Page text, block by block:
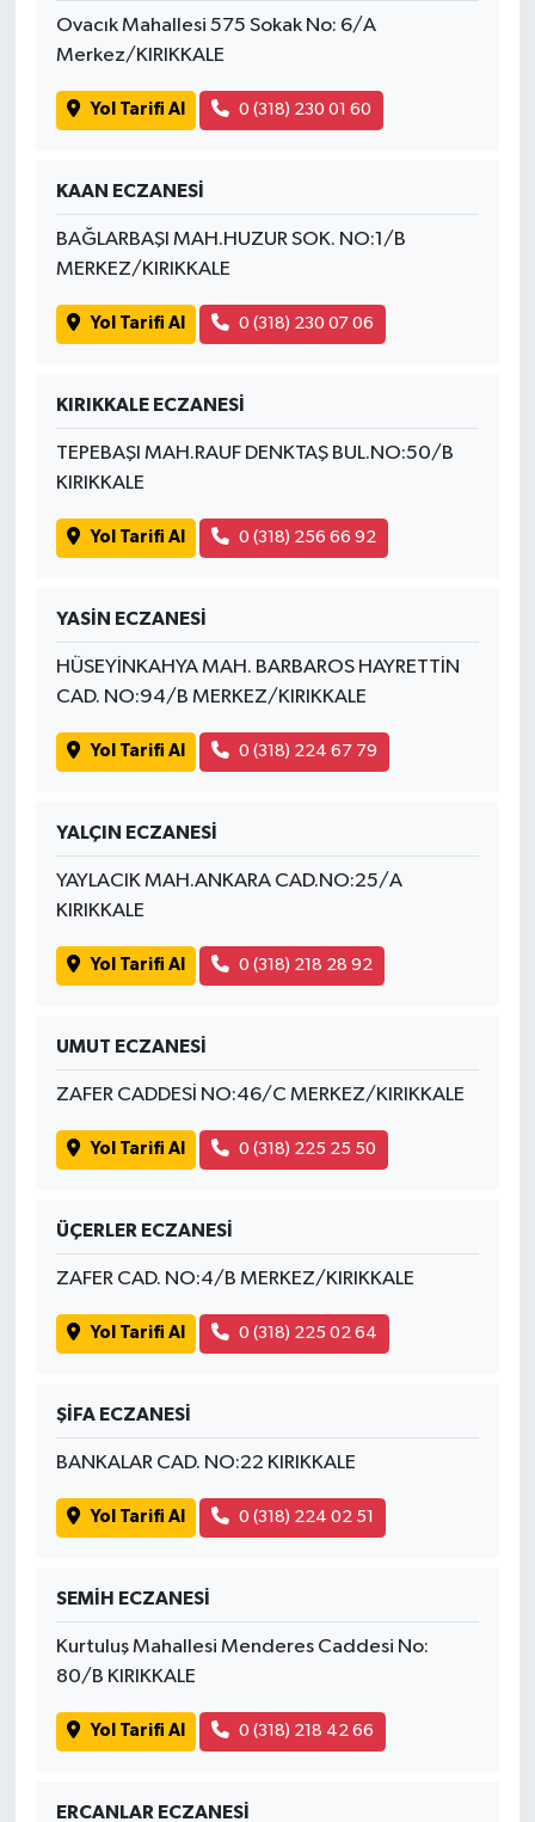
Ovacık Mahallesi 575 Sokak No: 6/A
Merkez/KIRIKKALE
Yol Tarifi Al 0 (318) 230 01 60
KAAN ECZANESİ
BAĞLARBAŞI MAH.HUZUR SOK. NO:1/B
MERKEZ/KIRIKKALE
Yol Tarifi Al 0 (318) 230 07 06
KIRIKKALE ECZANESİ
TEPEBAŞI MAH.RAUF DENKTAŞ BUL.NO:50/B
KIRIKKALE
Yol Tarifi Al 0 (318) 256 66 92
YASİN ECZANESİ
HÜSEYİNKAHYA MAH. BARBAROS HAYRETTİN
CAD. NO:94/B MERKEZ/KIRIKKALE
Yol Tarifi Al 0 (318) 224 67 79
YALÇIN ECZANESİ
YAYLACIK MAH.ANKARA CAD.NO:25/A
KIRIKKALE
Yol Tarifi Al 0 (318) 218 28 92
UMUT ECZANESİ
ZAFER CADDESİ NO:46/C MERKEZ/KIRIKKALE
Yol Tarifi Al 0 (318) 225 25 50
ÜÇERLER ECZANESİ
ZAFER CAD. NO:4/B MERKEZ/KIRIKKALE
Yol Tarifi Al 0 (318) 225 02 64
ŞİFA ECZANESİ
BANKALAR CAD. NO:22 KIRIKKALE
Yol Tarifi Al 0 (318) 224 02 51
SEMİH ECZANESİ
Kurtuluş Mahallesi Menderes Caddesi No:
80/B KIRIKKALE
Yol Tarifi Al 0 (318) 218 42 66
ERCANLAR ECZANESİ